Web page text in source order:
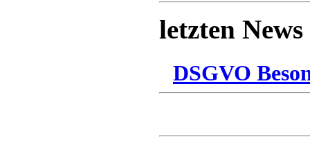
letzten News
DSGVO